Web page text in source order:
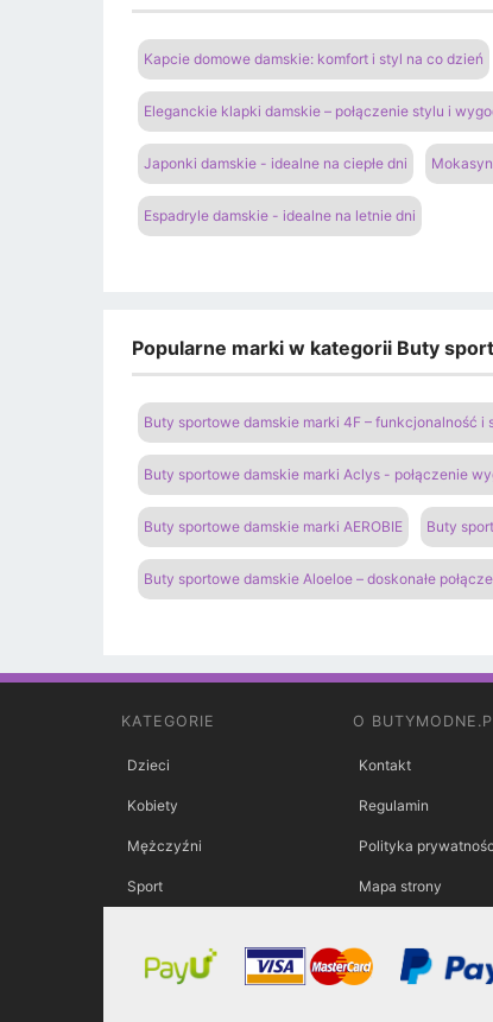
Kapcie domowe damskie: komfort i styl na co dzień
Eleganckie klapki damskie – połączenie stylu i
Japonki damskie - idealne na ciepłe dni
Espadryle damskie - idealne na letnie dni
Popularne marki w kategorii Buty
Buty sportowe damskie marki 4F – funkcjonalność i
Buty sportowe damskie marki Aclys - połączenie
Buty sportowe damskie marki AEROBIE Buty
Buty sportowe damskie Aloeloe – doskonałe
KATEGORIE
Dzieci
Kobiety
Mężczyźni
Sport
O
Kontakt
Regulamin
Polityka
Mapa strony